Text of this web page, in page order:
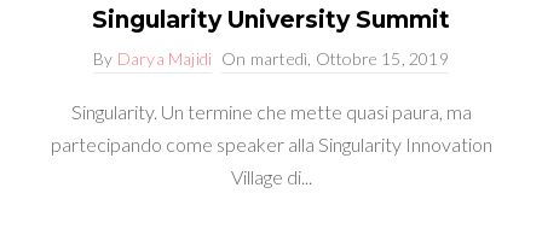
Singularity University Summit
By Darya Majidi On martedì, Ottobre 15, 2019
Singularity. Un termine che mette quasi paura, ma
partecipando come speaker alla Singularity Innovation
Village di...